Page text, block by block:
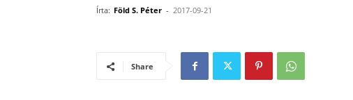
Írta: Föld S. Péter - 2017-09-21
Share